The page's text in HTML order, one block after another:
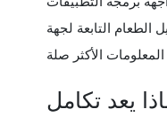
الطعام التابعة لجهة